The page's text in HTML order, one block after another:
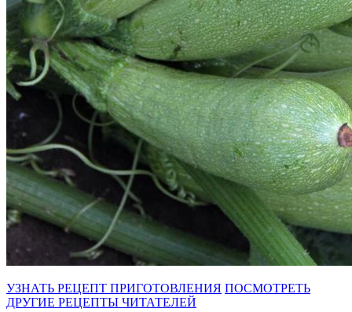
УЗНАТЬ РЕЦЕПТ ПРИГОТОВЛЕНИЯ ПОСМОТРЕТЬ
ДРУГИЕ РЕЦЕПТЫ ЧИТАТЕЛЕЙ